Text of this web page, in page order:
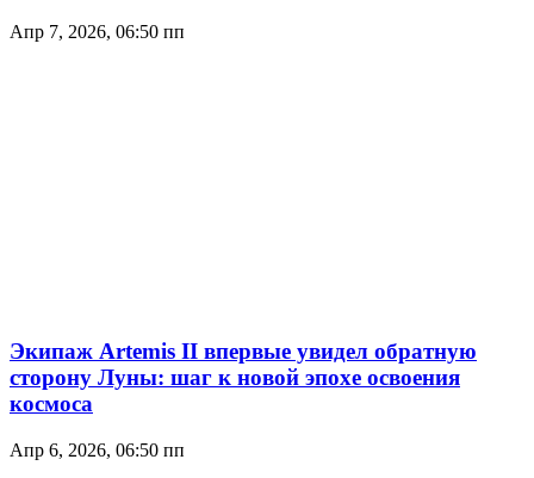
Апр 7, 2026, 06:50 пп
Экипаж Artemis II впервые увидел обратную
сторону Луны: шаг к новой эпохе освоения
космоса
Апр 6, 2026, 06:50 пп